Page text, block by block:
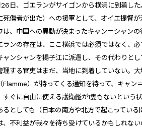
日、ゴエランがサイゴンから横浜に到着し
死傷者が出た）への援軍として、オイエ提督が
は、中国への異動が決まったキャン＝シャン
ランの存在は、ここ横浜では必須ではなく、
ャンシャンを揚子江に派遣し、その代わりと
理する官吏はまだ、当地に到着していない。
Flamme）が持ってくる通知を待って、キャ
すぐに自由に使える護衛艦が1隻もないとい
るとしても（日本の南方や北方で起こってい
、不利益が我々を待ち受けているかもしれない